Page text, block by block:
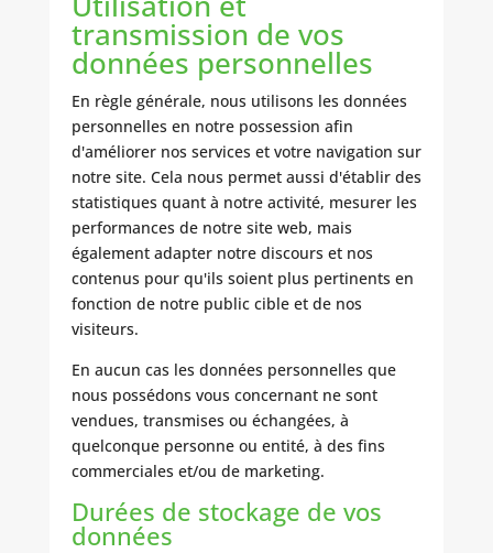
transmission de vos
données personnelles
En règle générale, nous utilisons les données
personnelles en notre possession afin
d'améliorer nos services et votre navigation sur
notre site. Cela nous permet aussi d'établir des
statistiques quant à notre activité, mesurer les
performances de notre site web, mais
également adapter notre discours et nos
contenus pour qu'ils soient plus pertinents en
fonction de notre public cible et de nos
visiteurs.
En aucun cas les données personnelles que
nous possédons vous concernant ne sont
vendues, transmises ou échangées, à
quelconque personne ou entité, à des fins
commerciales et/ou de marketing.
Durées de stockage de vos
données